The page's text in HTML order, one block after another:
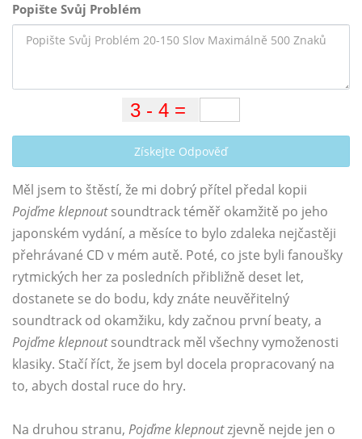
Popište Svůj Problém
Získejte Odpověď
Měl jsem to štěstí, že mi dobrý přítel předal kopii
Pojďme klepnoutsoundtrack téměř okamžitě po jeho
japonském vydání, a měsíce to bylo zdaleka nejčastěji
přehrávané CD v mém autě. Poté, co jste byli fanoušky
rytmických her za posledních přibližně deset let,
dostanete se do bodu, kdy znáte neuvěřitelný
soundtrack od okamžiku, kdy začnou první beaty, a
Pojďme klepnoutsoundtrack měl všechny vymoženosti
klasiky. Stačí říct, že jsem byl docela propracovaný na
to, abych dostal ruce do hry.
Na druhou stranu, Pojďme klepnoutzjevně nejde jen o